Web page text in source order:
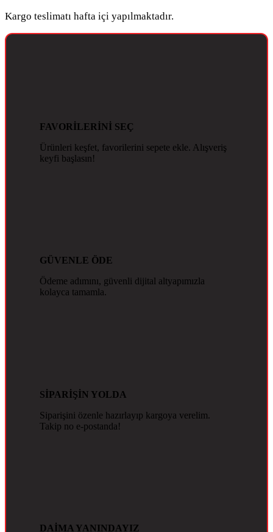
Kargo teslimatı hafta içi yapılmaktadır.
FAVORİLERİNİ SEÇ
Ürünleri keşfet, favorilerini sepete ekle. Alışveriş
keyfi başlasın!
GÜVENLE ÖDE
Ödeme adımını, güvenli dijital altyapımızla
kolayca tamamla.
SİPARİŞİN YOLDA
Siparişini özenle hazırlayıp kargoya verelim.
Takip no e-postanda!
DAİMA YANINDAYIZ